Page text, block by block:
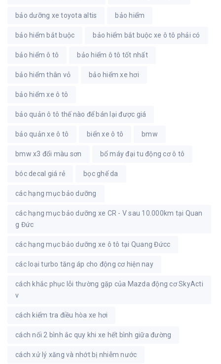
bảo dưỡng xe toyota altis bảo hiểm
bảo hiểm bắt buộc bảo hiểm bắt buộc xe ô tô phải có
bảo hiểm ô tô bảo hiểm ô tô tốt nhất
bảo hiểm thân vỏ bảo hiểm xe hơi
bảo hiểm xe ô tô
bảo quản ô tô thế nào để bán lại được giá
bảo quản xe ô tô biển xe ô tô bmw
bmw x3 đổi màu sơn bổ máy đại tu động cơ ô tô
bóc decal giá rẻ bọc ghế da
các hạng mục bảo dưỡng
các hạng mục bảo dưỡng xe CR - V sau 10.000km tại Quan
g Đức
các hạng mục bảo dưỡng xe ô tô tại Quang Đứcc
các loại turbo tăng áp cho động cơ hiện nay
cách khắc phục lỗi thường gặp của Mazda động cơ SkyActi
v
cách kiểm tra điều hòa xe hơi
cách nối 2 bình ắc quy khi xe hết bình giữa đường
cách xử lý xăng và nhớt bị nhiễm nước